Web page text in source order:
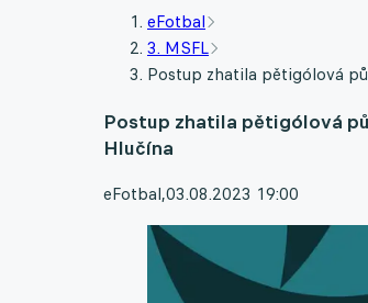
eFotbal
3. MSFL
Postup zhatila pětigólová
Postup zhatila pětigólová
Hlučína
eFotbal,03.08.2023 19:00